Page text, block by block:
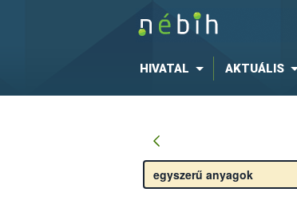
HIVATAL AKTUÁLIS